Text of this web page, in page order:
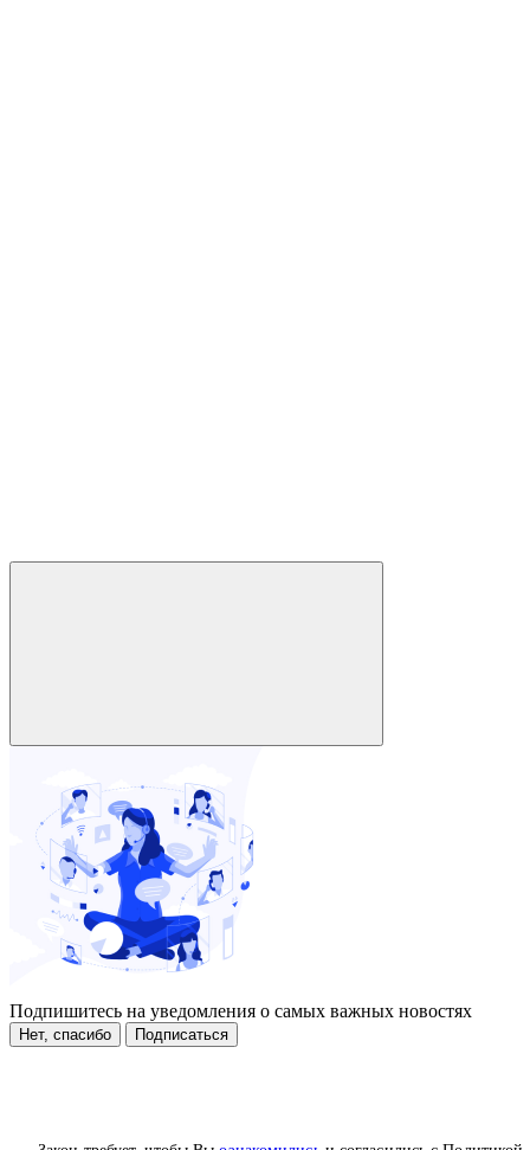
Подпишитесь на уведомления о самых важных новостях
Нет, спасибо Подписаться